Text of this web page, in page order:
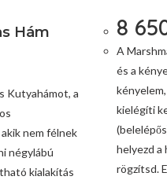
Hám
Kutyahámot, a
nem félnek
négylábú
kialakítás
8
A
és a
kielégíti
helyezd a
rögzítsd.